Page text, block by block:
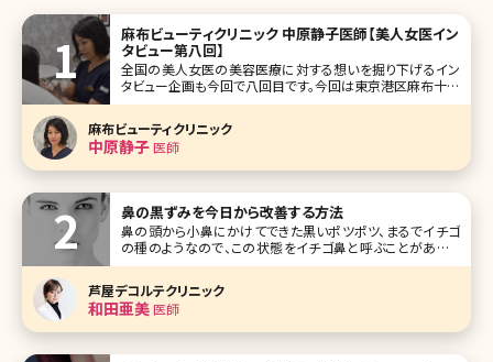
麻布ビューティクリニック 中原静子医師【美人女医イン
タビュー第八回】
全国の美人女医の美容医療に対する想いを掘り下げるイン
タビュー企画も今回で八回目です。今回は東京港区麻布十番
にある麻布ビューティクリニックの中原静子先生です。麻布
アルロン酸等の「注入治療専門」クリニックです。中原先生ご
自身のことはもちろん、クリ
麻布ビューティクリニック
中原静子医師
鼻の黒ずみを今日から改善する方法
鼻の頭から小鼻にかけてできた黒いポツポツ、まるでイチゴ
の種のようなので、この状態をイチゴ鼻と呼ぶことがありま
す。鼻の黒ずみの原因は皮脂の詰まりであると思われがちで
すが、実は鼻の毛穴を詰まらせている成分の約70％はタンパ
ク質でできています。 つまり、皮脂を洗い流すための洗顔をい
くら行ったとしても、そ
芦屋デコルテクリニック
和田亜美医師